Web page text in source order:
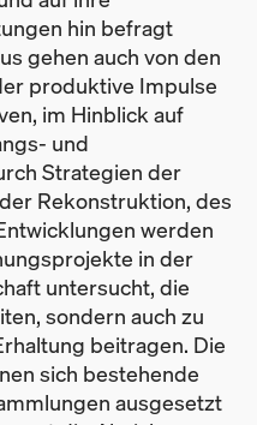
hin befragt
gehen auch von den
produktive Impulse
im Hinblick auf
und
Strategien der
Rekonstruktion, des
werden
in der
untersucht, die
sondern auch zu
beitragen. Die
sich bestehende
ausgesetzt